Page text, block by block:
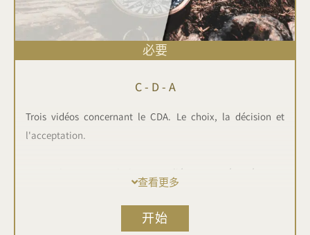
必要
C - D - A
Trois vidéos concernant le CDA. Le choix, la décision et
l'acceptation.
Ces trois concepts intimement liés sont présentés sous
format vidéos en réponse à une question d'un ancien client
查看更多
开始